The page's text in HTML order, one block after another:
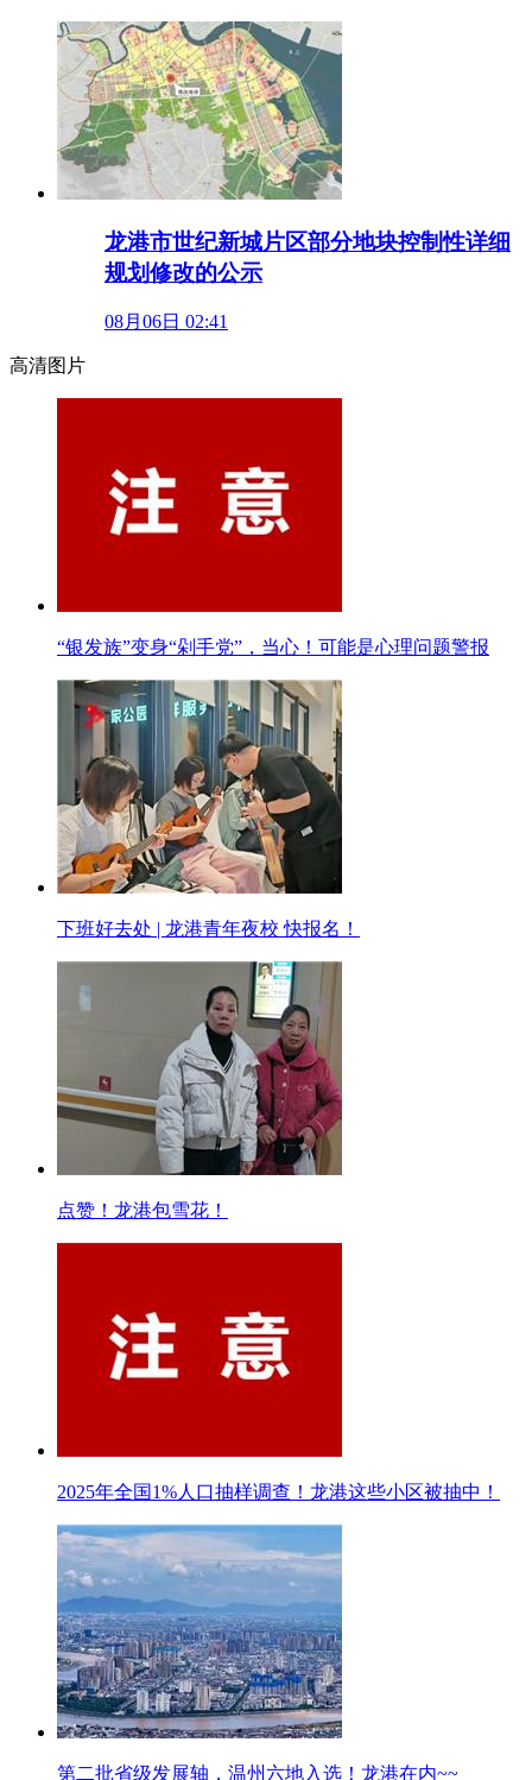
龙港市世纪新城片区部分地块控制性详细
规划修改的公示
08月06日 02:41
高清图片
“银发族”变身“剁手党”，当心！可能是心理问题警报
下班好去处 | 龙港青年夜校 快报名！
点赞！龙港包雪花！
2025年全国1%人口抽样调查！龙港这些小区被抽中！
第二批省级发展轴，温州六地入选！龙港在内~~